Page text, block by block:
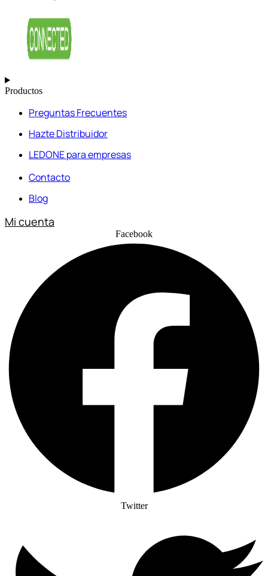
Productos
Preguntas Frecuentes
Hazte Distribuidor
LEDONE para empresas
Contacto
Blog
Mi cuenta
Facebook
Twitter